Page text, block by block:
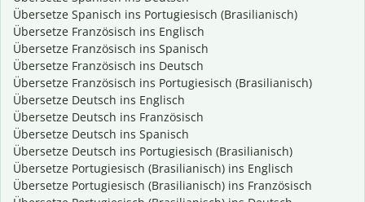
Übersetze Spanisch ins Portugiesisch (Brasilianisch)
Übersetze Französisch ins Englisch
Übersetze Französisch ins Spanisch
Übersetze Französisch ins Deutsch
Übersetze Französisch ins Portugiesisch (Brasilianisch)
Übersetze Deutsch ins Englisch
Übersetze Deutsch ins Französisch
Übersetze Deutsch ins Spanisch
Übersetze Deutsch ins Portugiesisch (Brasilianisch)
Übersetze Portugiesisch (Brasilianisch) ins Englisch
Übersetze Portugiesisch (Brasilianisch) ins Französisch